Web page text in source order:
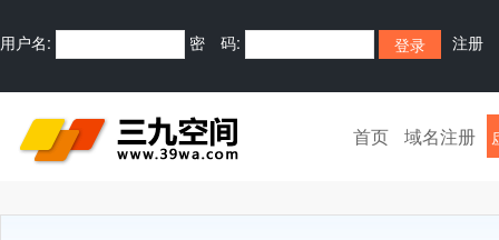
用户名: 密 码: 注册
首页 域名注册